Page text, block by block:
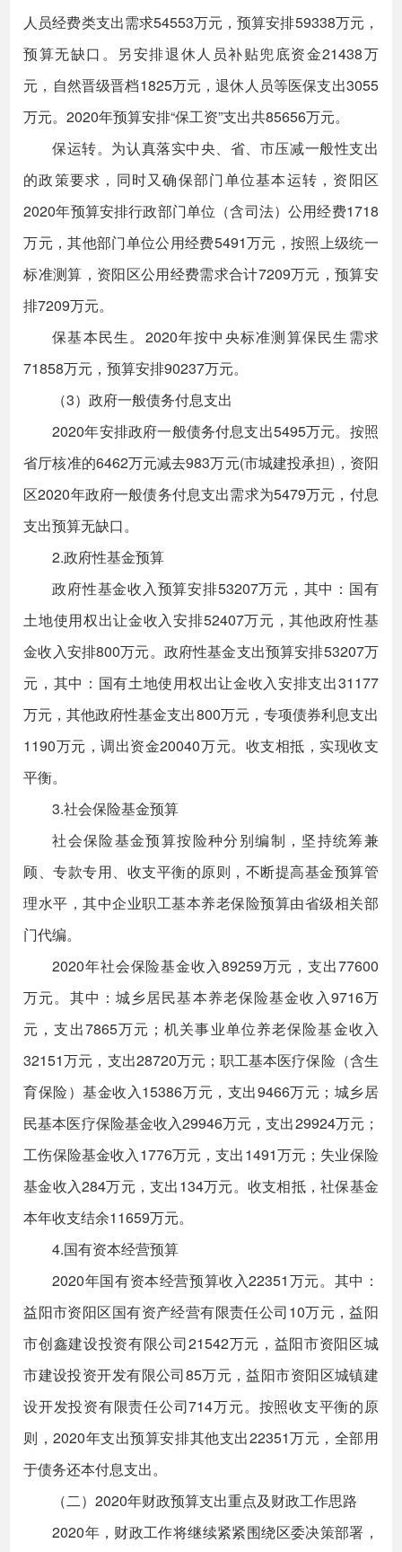
人员经费类支出需求54553万元，预算安排59338万元，
预算无缺口。另安排退休人员补贴兜底资金21438万
元，自然晋级晋档1825万元，退休人员等医保支出3055
万元。2020年预算安排“保工资”支出共85656万元。
保运转。为认真落实中央、省、市压减一般性支出
的政策要求，同时又确保部门单位基本运转，资阳区
2020年预算安排行政部门单位（含司法）公用经费1718
万元，其他部门单位公用经费5491万元，按照上级统一
标准测算，资阳区公用经费需求合计7209万元，预算安
排7209万元。
保基本民生。2020年按中央标准测算保民生需求
71858万元，预算安排90237万元。
（3）政府一般债务付息支出
2020年安排政府一般债务付息支出5495万元。按照
省厅核准的6462万元减去983万元(市城建投承担)，资阳
区2020年政府一般债务付息支出需求为5479万元，付息
支出预算无缺口。
2.政府性基金预算
政府性基金收入预算安排53207万元，其中：国有
土地使用权出让金收入安排52407万元，其他政府性基
金收入安排800万元。政府性基金支出预算安排53207万
元，其中：国有土地使用权出让金收入安排支出31177
万元，其他政府性基金支出800万元，专项债券利息支出
1190万元，调出资金20040万元。收支相抵，实现收支
平衡。
3.社会保险基金预算
社会保险基金预算按险种分别编制，坚持统筹兼
顾、专款专用、收支平衡的原则，不断提高基金预算管
理水平，其中企业职工基本养老保险预算由省级相关部
门代编。
2020年社会保险基金收入89259万元，支出77600
万元。其中：城乡居民基本养老保险基金收入9716万
元，支出7865万元；机关事业单位养老保险基金收入
32151万元，支出28720万元；职工基本医疗保险（含生
育保险）基金收入15386万元，支出9466万元；城乡居
民基本医疗保险基金收入29946万元，支出29924万元；
工伤保险基金收入1776万元，支出1491万元；失业保险
基金收入284万元，支出134万元。收支相抵，社保基金
本年收支结余11659万元。
4.国有资本经营预算
2020年国有资本经营预算收入22351万元。其中：
益阳市资阳区国有资产经营有限责任公司10万元，益阳
市创鑫建设投资有限公司21542万元，益阳市资阳区城
市建设投资开发有限公司85万元，益阳市资阳区城镇建
设开发投资有限责任公司714万元。按照收支平衡的原
则，2020年支出预算安排其他支出22351万元，全部用
于债务还本付息支出。
（二）2020年财政预算支出重点及财政工作思路
2020年，财政工作将继续紧紧围绕区委决策部署，